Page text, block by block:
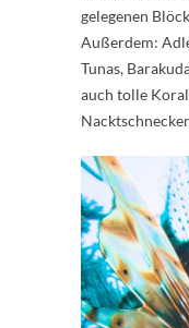
gelegenen
Außerdem:
Tunas,
auch tolle